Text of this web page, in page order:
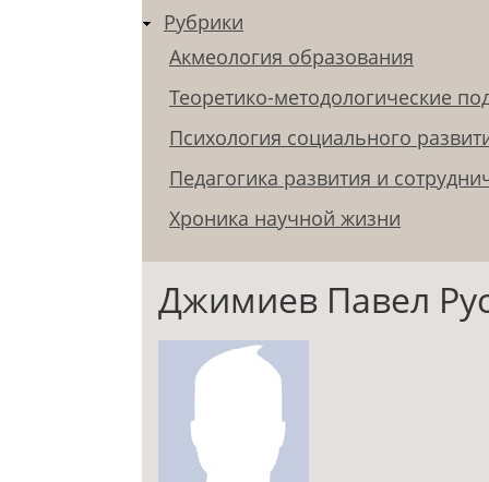
Рубрики
Акмеология образования
Теоретико-методологические
Психология социального
Педагогика развития и
Хроника научной жизни
Джимиев Павел